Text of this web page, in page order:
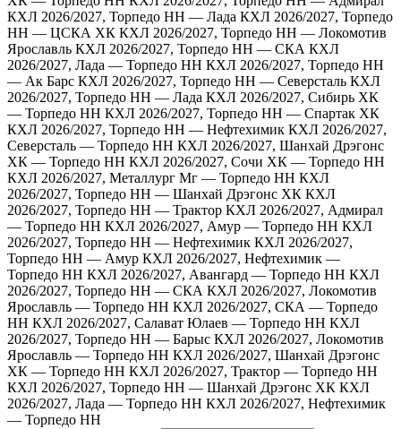
КХЛ 2026/2027, Торпедо НН — Лада КХЛ 2026/2027, Торпедо
НН — ЦСКА ХК КХЛ 2026/2027, Торпедо НН — Локомотив
Ярославль КХЛ 2026/2027, Торпедо НН — СКА КХЛ
2026/2027, Лада — Торпедо НН КХЛ 2026/2027, Торпедо НН
— Ак Барс КХЛ 2026/2027, Торпедо НН — Северсталь КХЛ
2026/2027, Торпедо НН — Лада КХЛ 2026/2027, Сибирь ХК
— Торпедо НН КХЛ 2026/2027, Торпедо НН — Спартак ХК
КХЛ 2026/2027, Торпедо НН — Нефтехимик КХЛ 2026/2027,
Северсталь — Торпедо НН КХЛ 2026/2027, Шанхай Дрэгонс
ХК — Торпедо НН КХЛ 2026/2027, Сочи ХК — Торпедо НН
КХЛ 2026/2027, Металлург Мг — Торпедо НН КХЛ
2026/2027, Торпедо НН — Шанхай Дрэгонс ХК КХЛ
2026/2027, Торпедо НН — Трактор КХЛ 2026/2027, Адмирал
— Торпедо НН КХЛ 2026/2027, Амур — Торпедо НН КХЛ
2026/2027, Торпедо НН — Нефтехимик КХЛ 2026/2027,
Торпедо НН — Амур КХЛ 2026/2027, Нефтехимик —
Торпедо НН КХЛ 2026/2027, Авангард — Торпедо НН КХЛ
2026/2027, Торпедо НН — СКА КХЛ 2026/2027, Локомотив
Ярославль — Торпедо НН КХЛ 2026/2027, СКА — Торпедо
НН КХЛ 2026/2027, Салават Юлаев — Торпедо НН КХЛ
2026/2027, Торпедо НН — Барыс КХЛ 2026/2027, Локомотив
Ярославль — Торпедо НН КХЛ 2026/2027, Шанхай Дрэгонс
ХК — Торпедо НН КХЛ 2026/2027, Трактор — Торпедо НН
КХЛ 2026/2027, Торпедо НН — Шанхай Дрэгонс ХК КХЛ
2026/2027, Лада — Торпедо НН КХЛ 2026/2027, Нефтехимик
— Торпедо НН